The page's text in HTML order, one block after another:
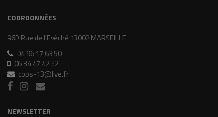
COORDONNÉES
96D Rue de l'Evêché 13002 MARSEILLE
04 96 17 63 50
06 34 47 42 52
cops-13@live.fr
NEWSLETTER